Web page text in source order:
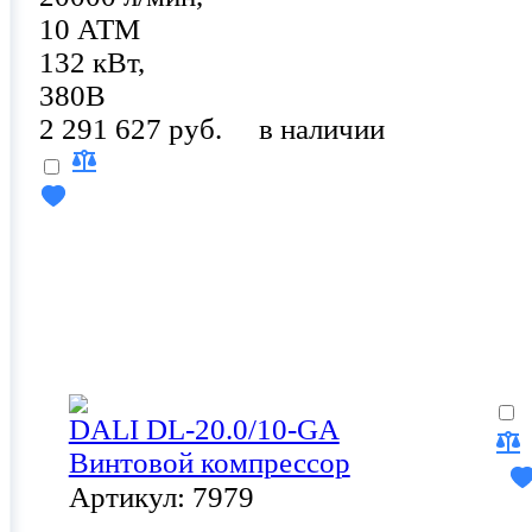
10 АТМ
132 кВт,
380В
2 291 627 руб.
в наличии
DALI DL-20.0/10-GA
Винтовой компрессор
Артикул: 7979